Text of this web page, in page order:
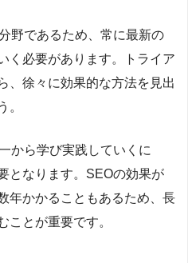
野であるため、常に最新の
く必要があります。トライア
、徐々に効果的な方法を見出
。
から学び実践していくに
となります。SEOの効果が
年かかることもあるため、長
ことが重要です。